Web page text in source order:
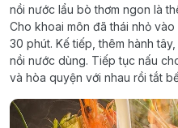
nồi nước lẩu bò thơm ngon là
Cho khoai môn đã thái nhỏ
30 phút. Kế tiếp, thêm hành
nồi nước dùng. Tiếp tục nấu
và hòa quyện với nhau rồi tắt